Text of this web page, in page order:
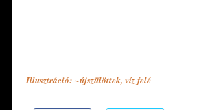
Illusztráció: ~újszülöttek, víz felé